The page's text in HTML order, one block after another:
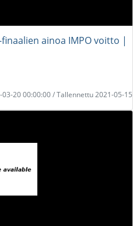
finaalien ainoa IMPO voitto |
03-20 00:00:00 / Tallennettu 2021-05-15